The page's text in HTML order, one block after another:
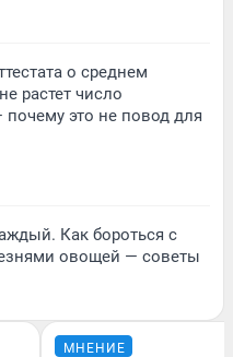
о среднем
растет число
это не повод для
Как бороться с
овощей — советы
МНЕНИЕ